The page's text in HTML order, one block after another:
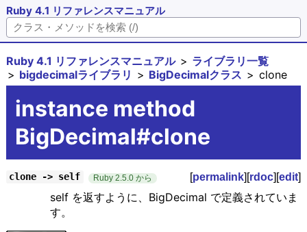
Ruby 4.1 リファレンスマニュアル
Ruby 4.1 リファレンスマニュアル
ライブラリ一覧
bigdecimalライブラリ
BigDecimalクラス clone
instance method
BigDecimal#clone
clone -> self Ruby 2.5.0 から [permalink][rdoc][edit]
self を返すように、BigDecimal で定義されていま
す。